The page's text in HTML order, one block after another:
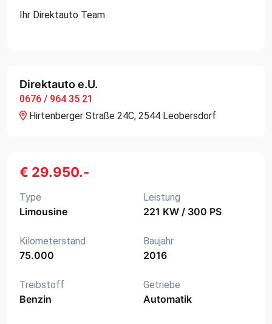
Ihr Direktauto Team
Direktauto e.U.
0676 / 964 35 21
Hirtenberger Straße 24C, 2544 Leobersdorf
€ 29.950.-
Type
Limousine
Leistung
221 KW / 300 PS
Kilometerstand
75.000
Baujahr
2016
Treibstoff
Benzin
Getriebe
Automatik